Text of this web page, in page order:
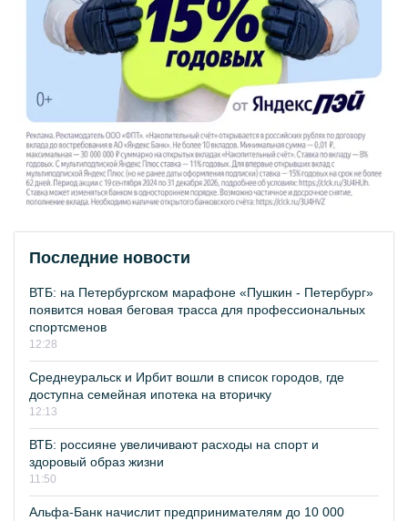
Последние новости
ВТБ: на Петербургском марафоне «Пушкин - Петербург»
появится новая беговая трасса для профессиональных
спортсменов
12:28
Среднеуральск и Ирбит вошли в список городов, где
доступна семейная ипотека на вторичку
12:13
ВТБ: россияне увеличивают расходы на спорт и
здоровый образ жизни
11:50
Альфа-Банк начислит предпринимателям до 10 000